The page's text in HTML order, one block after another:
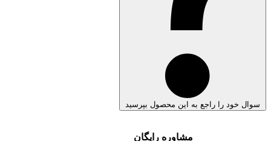
سوال خود را راجع به این محصول بپرسید
مشاوره رایگان